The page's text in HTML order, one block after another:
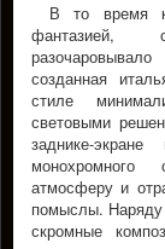
В то время
фантазией,
созданная
стиле
световыми
заднике-
монохромного
атмосферу и
помыслы. Наряду
скромные